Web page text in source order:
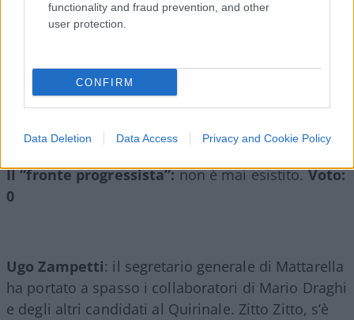
functionality and fraud prevention, and other
user protection.
CONFIRM
Data Deletion Data Access Privacy and Cookie Policy
scatoletta di tonno e solo tre anni fa aveva chiesto
l’impeachment di Mattarella. Si ritrova a votarlo di
nuovo per poter restare nella scatoletta.Patetico,
Il “fronte progressista”:non è mai esistito.Voto:
0
Ugo Zampetti: il segretario generale di Mattarella
ha portato a spasso i collaboratori di Mario Draghi
e degli altri candidati al Quirinale. Zitto Zitto, s’è